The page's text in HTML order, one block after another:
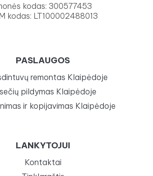
kodas: 300577453
kodas: LT100002488013
PASLAUGOS
remontas Klaipėdoje
pildymas Klaipėdoje
ir kopijavimas Klaipėdoje
LANKYTOJUI
Kontaktai